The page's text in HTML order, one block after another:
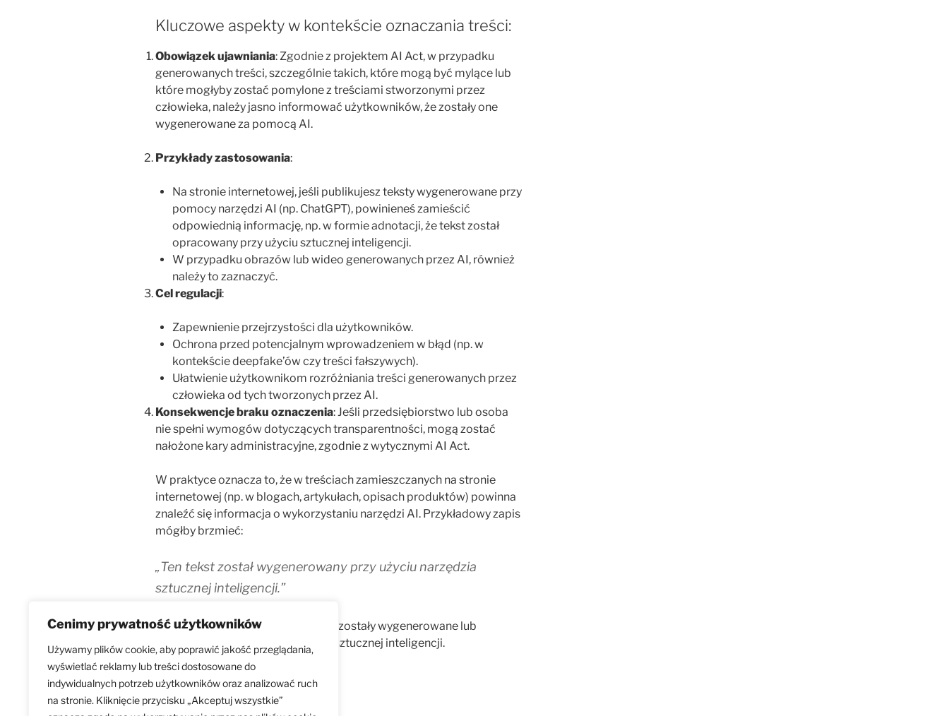
Cenimy prywatność użytkowników
Używamy plików cookie, aby poprawić jakość przeglądania,
wyświetlać reklamy lub treści dostosowane do
indywidualnych potrzeb użytkowników oraz analizować ruch
na stronie. Kliknięcie przycisku „Akceptuj wszystkie”
Kluczowe aspekty w kontekście oznaczania treści:
Obowiązek ujawniania: Zgodnie z projektem AI Act, w przypadku
generowanych treści, szczególnie takich, które mogą być mylące lub
które mogłyby zostać pomylone z treściami stworzonymi przez
człowieka, należy jasno informować użytkowników, że zostały one
wygenerowane za pomocą AI.
Przykłady zastosowania:
Na stronie internetowej, jeśli publikujesz teksty wygenerowane przy
pomocy narzędzi AI (np. ChatGPT), powinieneś zamieścić
odpowiednią informację, np. w formie adnotacji, że tekst został
opracowany przy użyciu sztucznej inteligencji.
W przypadku obrazów lub wideo generowanych przez AI, również
należy to zaznaczyć.
Cel regulacji:
Zapewnienie przejrzystości dla użytkowników.
Ochrona przed potencjalnym wprowadzeniem w błąd (np. w
kontekście deepfake’ów czy treści fałszywych).
Ułatwienie użytkownikom rozróżniania treści generowanych przez
człowieka od tych tworzonych przez AI.
Konsekwencje braku oznaczenia: Jeśli przedsiębiorstwo lub osoba
nie spełni wymogów dotyczących transparentności, mogą zostać
nałożone kary administracyjne, zgodnie z wytycznymi AI Act.
W praktyce oznacza to, że w treściach zamieszczanych na stronie
internetowej (np. w blogach, artykułach, opisach produktów) powinna
znaleźć się informacja o wykorzystaniu narzędzi AI. Przykładowy zapis
mógłby brzmieć:
„Ten tekst został wygenerowany przy użyciu narzędzia
sztucznej inteligencji.”
AI ACT- Niniejszy tekst i/lub grafika zostały wygenerowane lub
poprawione przy użyciu narzędzia sztucznej inteligencji.